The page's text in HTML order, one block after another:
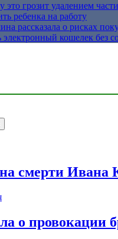
грозит удалением
ребенка на работу
рассказала о рисках
кошелек без
смерти Ивана
о провокации